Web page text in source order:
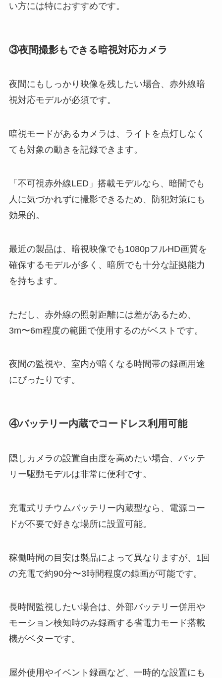
い方には特におすすめです。
③夜間撮影もできる暗視対応カメラ
夜間にもしっかり映像を残したい場合、赤外線暗
視対応モデルが必須です。
暗視モードがあるカメラは、ライトを点灯しなく
ても対象の動きを記録できます。
「不可視赤外線LED」搭載モデルなら、暗闇でも
人に気づかれずに撮影できるため、防犯対策にも
効果的。
最近の製品は、暗視映像でも1080pフルHD画質を
確保するモデルが多く、暗所でも十分な証拠能力
を持ちます。
ただし、赤外線の照射距離には差があるため、
3m〜6m程度の範囲で使用するのがベストです。
夜間の監視や、室内が暗くなる時間帯の録画用途
にぴったりです。
④バッテリー内蔵でコードレス利用可能
隠しカメラの設置自由度を高めたい場合、バッテ
リー駆動モデルは非常に便利です。
充電式リチウムバッテリー内蔵型なら、電源コー
ドが不要で好きな場所に設置可能。
稼働時間の目安は製品によって異なりますが、1回
の充電で約90分〜3時間程度の録画が可能です。
長時間監視したい場合は、外部バッテリー併用や
モーション検知時のみ録画する省電力モード搭載
機がベターです。
屋外使用やイベント録画など、一時的な設置にも